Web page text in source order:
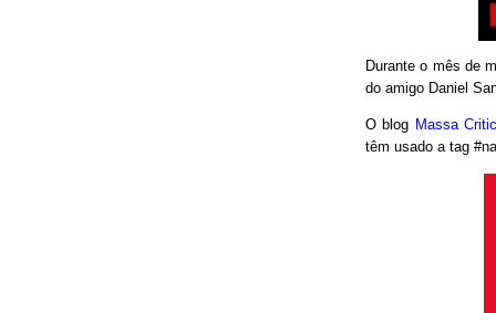
Durante o mês de
do amigo Daniel
O blog Massa
têm usado a tag